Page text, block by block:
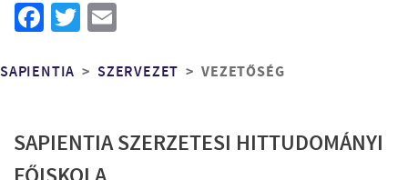
Facebook
Twitter
Morzsa
SAPIENTIA SZERVEZET VEZETŐSÉG
SAPIENTIA SZERZETESI HITTUDOMÁNYI